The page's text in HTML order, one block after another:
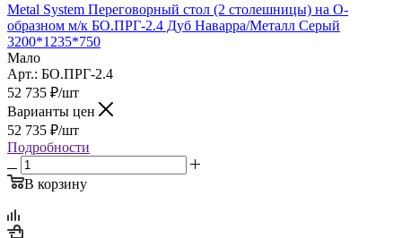
Metal System Переговорный стол (2 столешницы) на О-
образном м/к БО.ПРГ-2.4 Дуб Наварра/Металл Серый
3200*1235*750
Мало
Арт.: БО.ПРГ-2.4
52 735 ₽/шт
Варианты цен
52 735 ₽/шт
Подробности
В корзину